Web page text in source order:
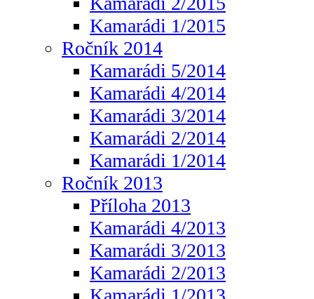
Kamarádi 1/2015
Ročník 2014
Kamarádi 5/2014
Kamarádi 4/2014
Kamarádi 3/2014
Kamarádi 2/2014
Kamarádi 1/2014
Ročník 2013
Příloha 2013
Kamarádi 4/2013
Kamarádi 3/2013
Kamarádi 2/2013